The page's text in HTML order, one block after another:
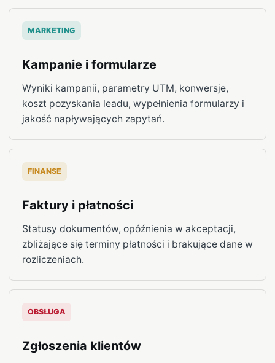
MARKETING
Kampanie i formularze
Wyniki kampanii, parametry UTM, konwersje,
koszt pozyskania leadu, wypełnienia formularzy i
jakość napływających zapytań.
FINANSE
Faktury i płatności
Statusy dokumentów, opóźnienia w akceptacji,
zbliżające się terminy płatności i brakujące dane w
rozliczeniach.
OBSŁUGA
Zgłoszenia klientów